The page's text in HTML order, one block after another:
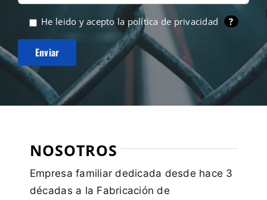
He leido y acepto la política de privacidad ?
NOSOTROS
Empresa familiar dedicada desde hace 3
décadas a la Fabricación de